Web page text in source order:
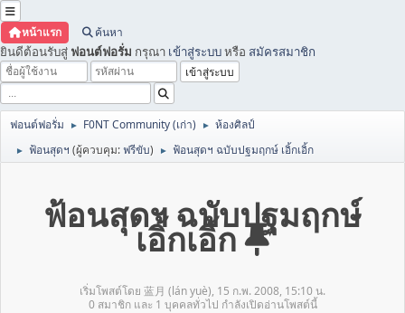
หน้าแรก ค้นหา
ยินดีต้อนรับสู่ ฟอนต์ฟอรั่ม กรุณา เข้าสู่ระบบหรือ สมัครสมาชิก
ฟอนต์ฟอรั่ม ► F0NT Community (เก่า) ► ห้องศิลป์
► ฟ้อนสุดฯ (ผู้ควบคุม:ฟรีขับ) ► ฟ้อนสุดฯ ฉบับปฐมฤกษ์ เอิ้กเอิ้ก
ฟ้อนสุดฯ ฉบับปฐมฤกษ์
เอิ้กเอิ้ก
เริ่มโพสต์โดย 蓝月 (lán yuè), 15 ก.พ. 2008, 15:10 น.
0 สมาชิก และ 1 บุคคลทั่วไป กำลังเปิดอ่านโพสต์นี้